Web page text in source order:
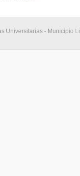
Universitarias - Municipio